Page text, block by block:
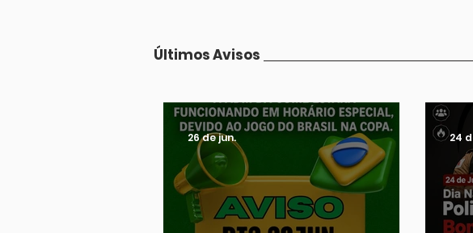
Últimos Avisos
26 de jun. 24